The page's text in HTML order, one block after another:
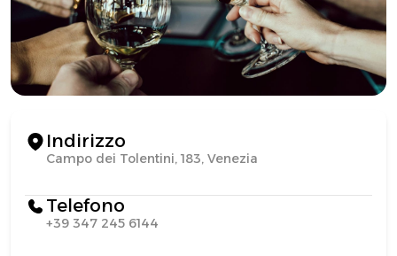
Indirizzo
Campo dei Tolentini, 183, Venezia
Telefono
+39 347 245 6144